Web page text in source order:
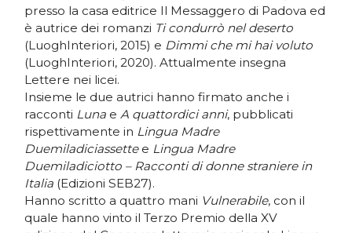
presso la casa editrice Il Messaggero di Padova ed
è autrice dei romanzi Ti condurrò nel deserto
(LuoghInteriori, 2015) e Dimmi che mi hai voluto
(LuoghInteriori, 2020). Attualmente insegna
Lettere nei licei.
Insieme le due autrici hanno firmato anche i
racconti Luna e A quattordici anni, pubblicati
rispettivamente in Lingua Madre
Duemiladiciassette e Lingua Madre
Duemiladiciotto – Racconti di donne straniere in
Italia (Edizioni SEB27).
Hanno scritto a quattro mani Vulnerabile, con il
quale hanno vinto il Terzo Premio della XV